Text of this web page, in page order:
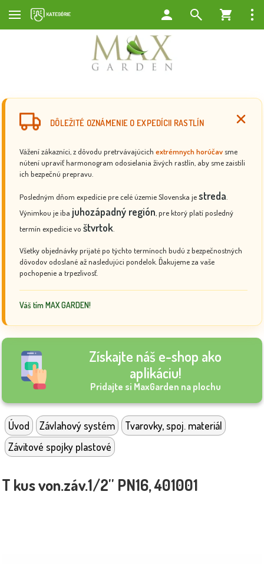
DÔLEŽITÉ OZNÁMENIE O EXPEDÍCII RASTLÍN
Vážení zákazníci, z dôvodu pretrvávajúcich extrémnych horúčav sme
nútení upraviť harmonogram odosielania živých rastlín, aby sme zaistili
ich bezpečnú prepravu.
Posledným dňom expedície pre celé územie Slovenska jestreda
Výnimkou je iba juhozápadný región , pre ktorý platí posledný
termín expedície vo štvrtok
Všetky objednávky prijaté po týchto termínoch budú z bezpečnostných
dôvodov odoslané až nasledujúci pondelok. Ďakujeme za vaše
pochopenie a trpezlivosť.
Váš tím MAX GARDEN!
Získajte náš e-shop ako
aplikáciu!
Pridajte si MaxGarden na plochu
Úvod Závlahový systém
Tvarovky, spoj. materiál
Závitové spojky plastové
T kus von.záv.1/2'' PN16, 401001